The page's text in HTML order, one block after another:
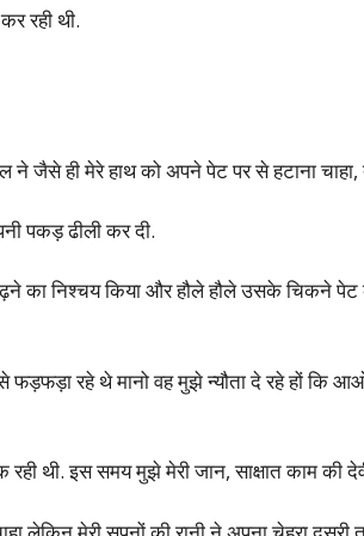
रही थी.
ने जैसे ही मेरे हाथ को अपने पेट पर से हटाना
पकड़ ढीली कर दी.
का निश्चय किया और हौले हौले उसके चिकने पेट
फड़फड़ा रहे थे मानो वह मुझे न्यौता दे रहे हों कि
थी. इस समय मुझे मेरी जान, साक्षात काम की